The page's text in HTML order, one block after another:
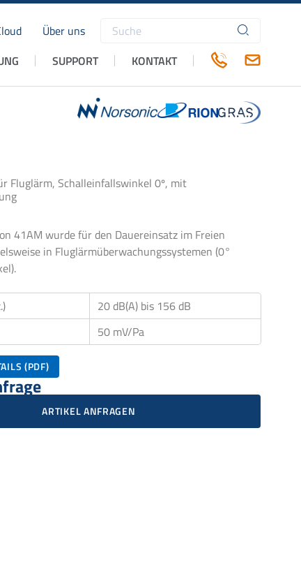
Über uns
Suchbegriffe
SUPPORT KONTAKT
Fluglärm, Schalleinfallswinkel 0º, mit
41AM wurde für den Dauereinsatz im Freien
in Fluglärmüberwachungssystemen (0°
20 dB(A) bis 156 dB
50 mV/Pa
(PDF)
ARTIKEL ANFRAGEN